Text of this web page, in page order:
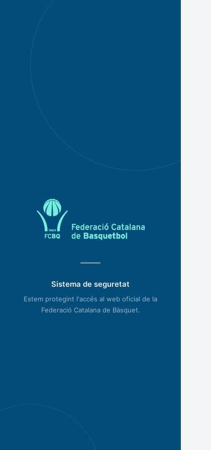
Sistema de seguretat
Estem protegint l'accés al web oficial de la
Federació Catalana de Bàsquet.